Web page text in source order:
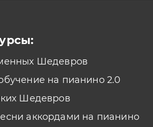
Шедевров
на пианино 2.0
Шедевров
аккордами на пианино